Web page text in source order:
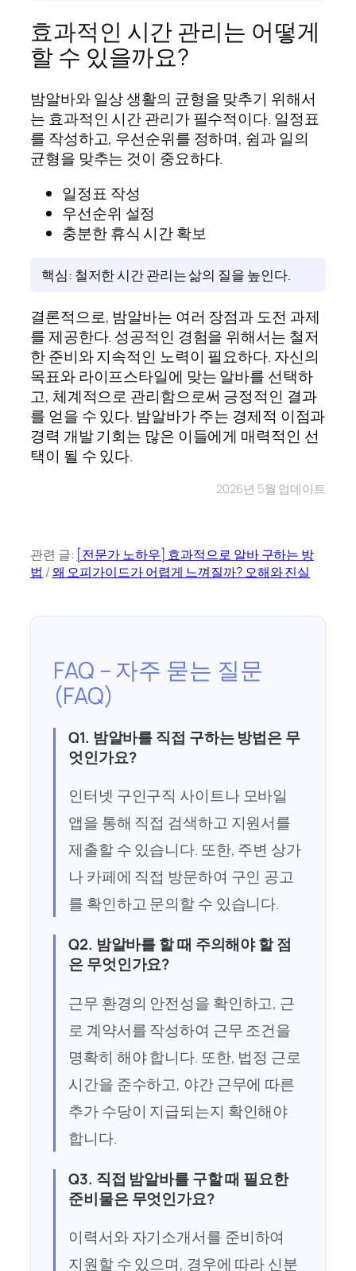
효과적인 시간 관리는 어떻게
할 수 있을까요?
밤알바와 일상 생활의 균형을 맞추기 위해서
는 효과적인 시간 관리가 필수적이다. 일정표
를 작성하고, 우선순위를 정하며, 쉼과 일의
균형을 맞추는 것이 중요하다.
일정표 작성
우선순위 설정
충분한 휴식 시간 확보
핵심: 철저한 시간 관리는 삶의 질을 높인다.
결론적으로, 밤알바는 여러 장점과 도전 과제
를 제공한다. 성공적인 경험을 위해서는 철저
한 준비와 지속적인 노력이 필요하다. 자신의
목표와 라이프스타일에 맞는 알바를 선택하
고, 체계적으로 관리함으로써 긍정적인 결과
를 얻을 수 있다. 밤알바가 주는 경제적 이점과
경력 개발 기회는 많은 이들에게 매력적인 선
택이 될 수 있다.
2026년 5월 업데이트
관련 글: [전문가 노하우] 효과적으로 알바 구하는 방
법 /왜 오피가이드가 어렵게 느껴질까? 오해와 진실
FAQ – 자주 묻는 질문
(FAQ)
Q1. 밤알바를 직접 구하는 방법은 무
엇인가요?
인터넷 구인구직 사이트나 모바일
앱을 통해 직접 검색하고 지원서를
제출할 수 있습니다. 또한, 주변 상가
나 카페에 직접 방문하여 구인 공고
를 확인하고 문의할 수 있습니다.
Q2. 밤알바를 할 때 주의해야 할 점
은 무엇인가요?
근무 환경의 안전성을 확인하고, 근
로 계약서를 작성하여 근무 조건을
명확히 해야 합니다. 또한, 법정 근로
시간을 준수하고, 야간 근무에 따른
추가 수당이 지급되는지 확인해야
합니다.
Q3. 직접 밤알바를 구할 때 필요한
준비물은 무엇인가요?
이력서와 자기소개서를 준비하여
지원할 수 있으며, 경우에 따라 신분